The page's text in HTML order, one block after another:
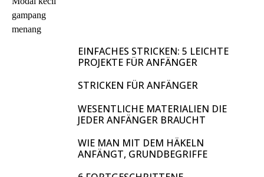
EINFACHES STRICKEN: 5 LEICHTE
PROJEKTE FÜR ANFÄNGER
STRICKEN FÜR ANFÄNGER
WESENTLICHE MATERIALIEN DIE
JEDER ANFÄNGER BRAUCHT
WIE MAN MIT DEM HÄKELN
ANFÄNGT, GRUNDBEGRIFFE